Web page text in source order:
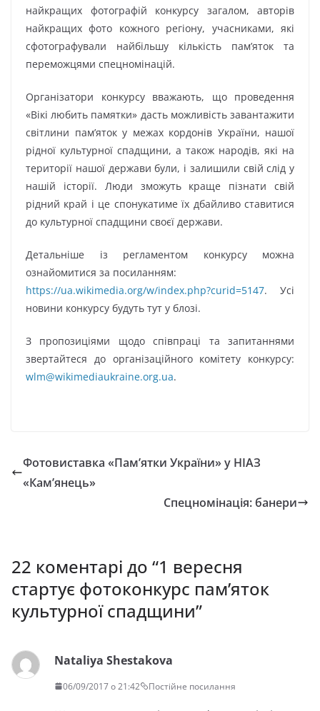
найкращих фотографій конкурсу загалом, авторів
найкращих фото кожного регіону, учасниками, які
сфотографували найбільшу кількість пам’яток та
переможцями спецномінацій.
Організатори конкурсу вважають, що проведення
«Вікі любить памятки» дасть можливість завантажити
світлини пам’яток у межах кордонів України, нашої
рідної культурної спадщини, а також народів, які на
території нашої держави були, і залишили свій слід у
нашій історії. Люди зможуть краще пізнати свій
рідний край і це спонукатиме їх дбайливо ставитися
до культурної спадщини своєї держави.
Детальніше із регламентом конкурсу можна
ознайомитися за посиланням:
https://ua.wikimedia.org/w/index.php?curid=5147. Усі
новини конкурсу будуть тут у блозі.
З пропозиціями щодо співпраці та запитаннями
звертайтеся до організаційного комітету конкурсу:
wlm@wikimediaukraine.org.ua.
Фотовиставка «Пам’ятки України» у НІАЗ
«Кам’янець»
Спецномінація: банери
22 коментарі до “1 вересня
стартує фотоконкурс пам’яток
культурної спадщини”
Nataliya Shestakova
06/09/2017 о 21:42 Постійне посилання